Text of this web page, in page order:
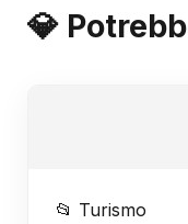
💎
📂 Turismo